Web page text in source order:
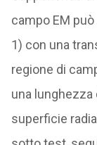
campo EM
1) con una
regione di
una lunghezza
superficie